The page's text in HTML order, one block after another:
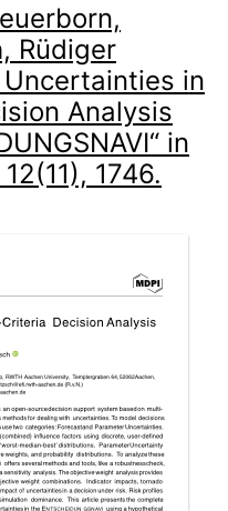
Rüdiger
in
Analysis
in
1746.